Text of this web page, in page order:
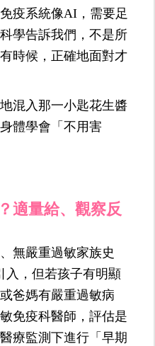
疫系統像AI，需要足
學告訴我們，不是所
時候，正確地面對才
混入那一小匙花生醬
體學會「不用害
適量給、觀察反
無嚴重過敏家族史
入，但若孩子有明顯
爸媽有嚴重過敏病
免疫科醫師，評估是
療監測下進行「早期